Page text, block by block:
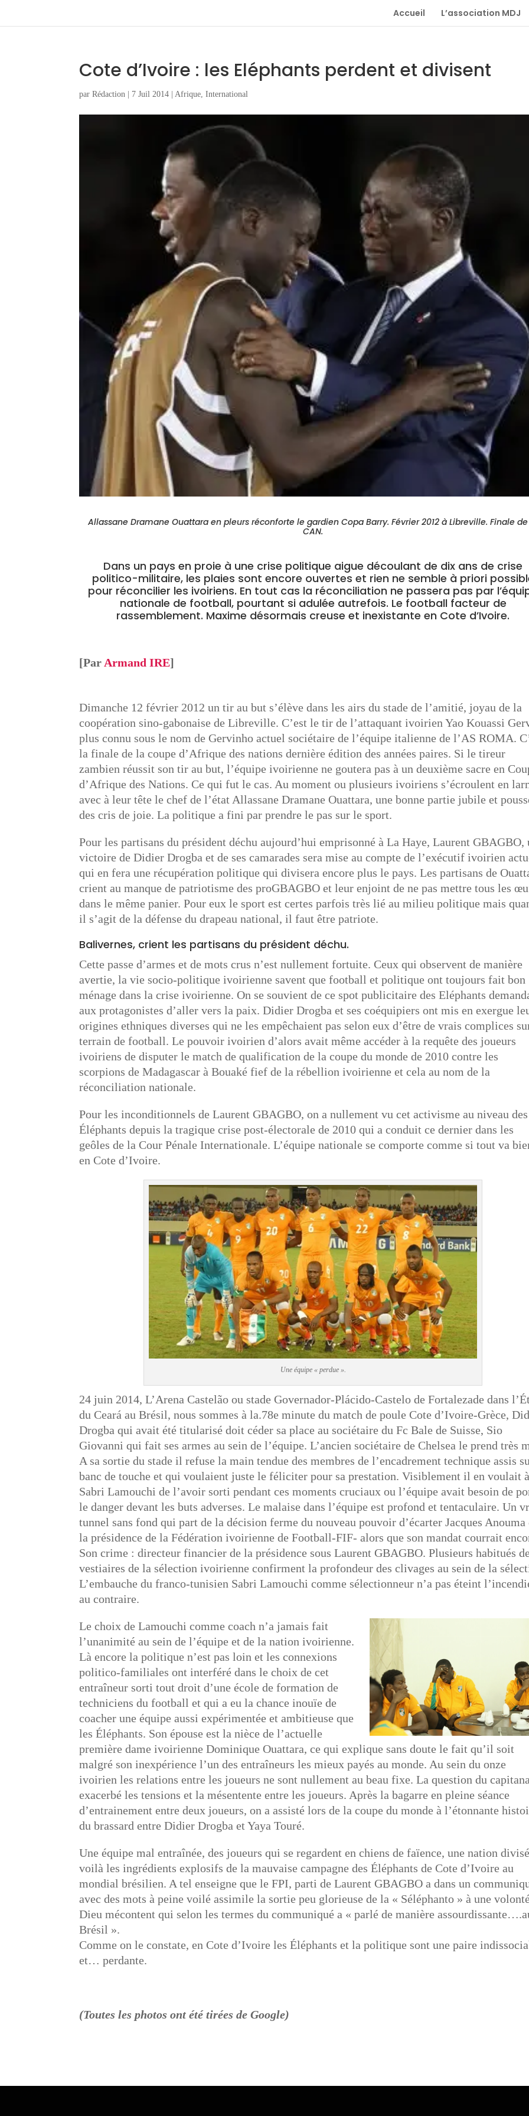
Accueil L’association MDJ
Cote d’Ivoire : les Eléphants perdent et divisent
parRédaction 7 Juil 2014 |Afrique,International
Allassane Dramane Ouattara en pleurs réconforte le gardien Copa Barry. Février 2012 à Libreville. Finale
CAN.
Dans un pays en proie à une crise politique aigue découlant de dix ans de crise
politico-militaire, les plaies sont encore ouvertes et rien ne semble à priori
pour réconcilier les ivoiriens. En tout cas la réconciliation ne passera pas par
nationale de football, pourtant si adulée autrefois. Le football facteur de
rassemblement. Maxime désormais creuse et inexistante en Cote d’Ivoire.
[ParArmand IRE]
Dimanche 12 février 2012 un tir au but s’élève dans les airs du stade de l’amitié, joyau de la
coopération sino-gabonaise de Libreville. C’est le tir de l’attaquant ivoirien Yao Kouassi
plus connu sous le nom de Gervinho actuel sociétaire de l’équipe italienne de l’AS ROMA.
la finale de la coupe d’Afrique des nations dernière édition des années paires. Si le tireur
zambien réussit son tir au but, l’équipe ivoirienne ne goutera pas à un deuxième sacre en
d’Afrique des Nations. Ce qui fut le cas. Au moment ou plusieurs ivoiriens s’écroulent en
avec à leur tête le chef de l’état Allassane Dramane Ouattara, une bonne partie jubile et
des cris de joie. La politique a fini par prendre le pas sur le sport.
Pour les partisans du président déchu aujourd’hui emprisonné à La Haye, Laurent GBAGBO,
victoire de Didier Drogba et de ses camarades sera mise au compte de l’exécutif ivoirien
qui en fera une récupération politique qui divisera encore plus le pays. Les partisans de
crient au manque de patriotisme des proGBAGBO et leur enjoint de ne pas mettre tous les
dans le même panier. Pour eux le sport est certes parfois très lié au milieu politique mais
il s’agit de la défense du drapeau national, il faut être patriote.
Balivernes, crient les partisans du président déchu.
Cette passe d’armes et de mots crus n’est nullement fortuite. Ceux qui observent de manière
avertie, la vie socio-politique ivoirienne savent que football et politique ont toujours fait bon
ménage dans la crise ivoirienne. On se souvient de ce spot publicitaire des Eléphants
aux protagonistes d’aller vers la paix. Didier Drogba et ses coéquipiers ont mis en exergue
origines ethniques diverses qui ne les empêchaient pas selon eux d’être de vrais complices
terrain de football. Le pouvoir ivoirien d’alors avait même accéder à la requête des joueurs
ivoiriens de disputer le match de qualification de la coupe du monde de 2010 contre les
scorpions de Madagascar à Bouaké fief de la rébellion ivoirienne et cela au nom de la
réconciliation nationale.
Pour les inconditionnels de Laurent GBAGBO, on a nullement vu cet activisme au niveau des
Éléphants depuis la tragique crise post-électorale de 2010 qui a conduit ce dernier dans les
geôles de la Cour Pénale Internationale. L’équipe nationale se comporte comme si tout va
en Cote d’Ivoire.
Une équipe « perdue ».
24 juin 2014, L’Arena Castelão ou stade Governador-Plácido-Castelo de Fortalezade dans
du Ceará au Brésil, nous sommes à la.78e minute du match de poule Cote d’Ivoire-Grèce,
Drogba qui avait été titularisé doit céder sa place au sociétaire du Fc Bale de Suisse, Sio
Giovanni qui fait ses armes au sein de l’équipe. L’ancien sociétaire de Chelsea le prend très
A sa sortie du stade il refuse la main tendue des membres de l’encadrement technique assis
banc de touche et qui voulaient juste le féliciter pour sa prestation. Visiblement il en voulait
Sabri Lamouchi de l’avoir sorti pendant ces moments cruciaux ou l’équipe avait besoin de
le danger devant les buts adverses. Le malaise dans l’équipe est profond et tentaculaire. Un
tunnel sans fond qui part de la décision ferme du nouveau pouvoir d’écarter Jacques Anouma
la présidence de la Fédération ivoirienne de Football-FIF- alors que son mandat courrait
Son crime : directeur financier de la présidence sous Laurent GBAGBO. Plusieurs habitués
vestiaires de la sélection ivoirienne confirment la profondeur des clivages au sein de la
L’embauche du franco-tunisien Sabri Lamouchi comme sélectionneur n’a pas éteint
au contraire.
Le choix de Lamouchi comme coach n’a jamais fait
l’unanimité au sein de l’équipe et de la nation ivoirienne.
Là encore la politique n’est pas loin et les connexions
politico-familiales ont interféré dans le choix de cet
entraîneur sorti tout droit d’une école de formation de
techniciens du football et qui a eu la chance inouïe de
coacher une équipe aussi expérimentée et ambitieuse que
les Éléphants. Son épouse est la nièce de l’actuelle
première dame ivoirienne Dominique Ouattara, ce qui explique sans doute le fait qu’il soit
malgré son inexpérience l’un des entraîneurs les mieux payés au monde. Au sein du onze
ivoirien les relations entre les joueurs ne sont nullement au beau fixe. La question du
exacerbé les tensions et la mésentente entre les joueurs. Après la bagarre en pleine séance
d’entrainement entre deux joueurs, on a assisté lors de la coupe du monde à l’étonnante
du brassard entre Didier Drogba et Yaya Touré.
Une équipe mal entraînée, des joueurs qui se regardent en chiens de faïence, une nation
voilà les ingrédients explosifs de la mauvaise campagne des Éléphants de Cote d’Ivoire au
mondial brésilien. A tel enseigne que le FPI, parti de Laurent GBAGBO a dans un
avec des mots à peine voilé assimile la sortie peu glorieuse de la « Séléphanto » à une
Dieu mécontent qui selon les termes du communiqué a « parlé de manière
Brésil ».
Comme on le constate, en Cote d’Ivoire les Éléphants et la politique sont une paire
et… perdante.
(Toutes les photos ont été tirées de Google)